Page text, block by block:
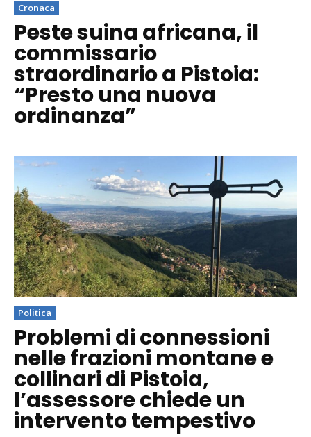
Cronaca
Peste suina africana, il
commissario
straordinario a Pistoia:
“Presto una nuova
ordinanza”
Politica
Problemi di connessioni
nelle frazioni montane e
collinari di Pistoia,
l’assessore chiede un
intervento tempestivo